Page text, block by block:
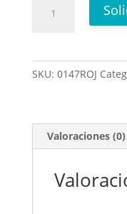
fondo
cantidad
SKU: 0147ROJ
Valoraciones (0)